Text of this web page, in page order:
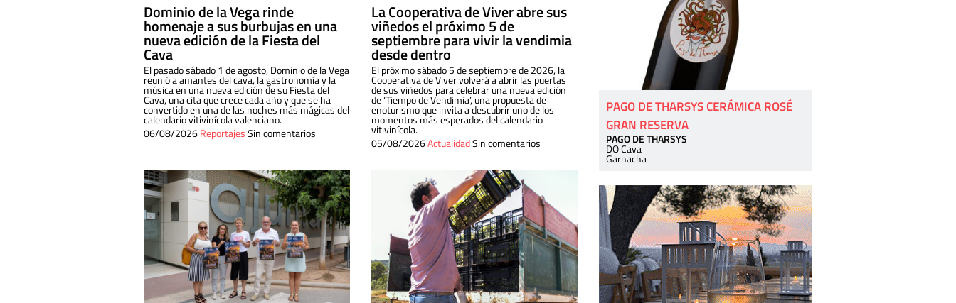
Dominio de la Vega rinde
homenaje a sus burbujas en una
nueva edición de la Fiesta del
Cava
El pasado sábado 1 de agosto, Dominio de la Vega
reunió a amantes del cava, la gastronomía y la
música en una nueva edición de su Fiesta del
Cava, una cita que crece cada año y que se ha
convertido en una de las noches más mágicas del
calendario vitivinícola valenciano.
06/08/2026ReportajesSin comentarios
La Cooperativa de Viver abre sus
viñedos el próximo 5 de
septiembre para vivir la vendimia
desde dentro
El próximo sábado 5 de septiembre de 2026, la
Cooperativa de Viver volverá a abrir las puertas
de sus viñedos para celebrar una nueva edición
de ‘Tiempo de Vendimia’, una propuesta de
enoturismo que invita a descubrir uno de los
momentos más esperados del calendario
vitivinícola.
05/08/2026ActualidadSin comentarios
PAGO DE THARSYS CERÁMICA ROSÉ
GRAN RESERVA
PAGO DE THARSYS
DO Cava
Garnacha